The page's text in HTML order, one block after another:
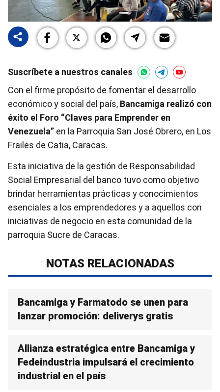
Suscríbete a nuestros canales
Con el firme propósito de fomentar el desarrollo
económico y social del país, Bancamiga realizó con
éxito el Foro “Claves para Emprender en
Venezuela” en la Parroquia San José Obrero, en Los
Frailes de Catia, Caracas.
Esta iniciativa de la gestión de Responsabilidad
Social Empresarial del banco tuvo como objetivo
brindar herramientas prácticas y conocimientos
esenciales a los emprendedores y a aquellos con
iniciativas de negocio en esta comunidad de la
parroquia Sucre de Caracas.
NOTAS RELACIONADAS
Bancamiga y Farmatodo se unen para
lanzar promoción: deliverys gratis
Allianza estratégica entre Bancamiga y
Fedeindustria impulsará el crecimiento
industrial en el país